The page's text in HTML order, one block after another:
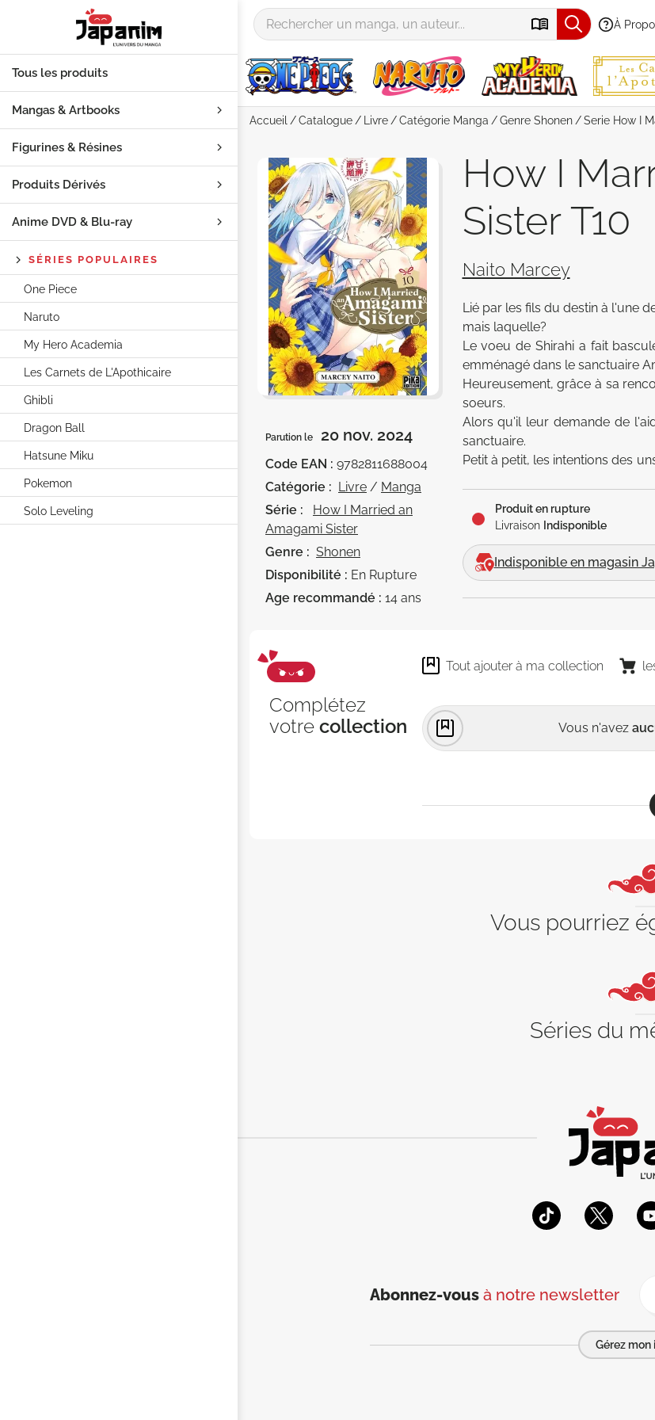
À
Tous les produits
Mangas & Artbooks
Figurines & Résines
Produits Dérivés
Anime DVD & Blu‑ray
SÉRIES POPULAIRES
One Piece
Naruto
My Hero Academia
Les Carnets de L'Apothicaire
Ghibli
Dragon Ball
Hatsune Miku
Pokemon
Solo Leveling
Accueil Catalogue Livre Catégorie Manga Genre Shonen Serie How I
How I
Sister T10
Naito Marcey
Lié par les fils du destin à l'une
mais laquelle?
Le voeu de Shirahi a fait
emménagé dans le sanctuaire
Heureusement, grâce à sa
soeurs.
Alors qu'il leur demande de
sanctuaire.
Petit à petit, les intentions des
A eux de faire leur choix.
Produit en rupture
Livraison Indisponible
Indisponible en magasin
Parution le 20 nov. 2024
Code EAN : 9782811688004
Catégorie : Livre / Manga
Série :
How I Married an
Amagami Sister
Genre : Shonen
Disponibilité : En Rupture
Age recommandé : 14 ans
Complétez
votre collection
Tout ajouter à ma collection
Vous n'avez
Vous pourriez
Séries du
Abonnez-vous à notre newsletter
Gérez